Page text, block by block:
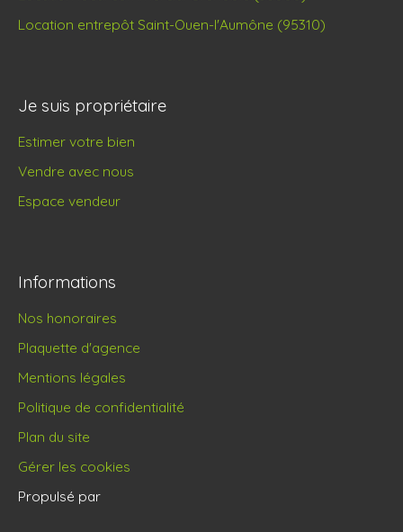
Location entrepôt Saint-Ouen-l'Aumône (95310)
Je suis propriétaire
Estimer votre bien
Vendre avec nous
Espace vendeur
Informations
Nos honoraires
Plaquette d'agence
Mentions légales
Politique de confidentialité
Plan du site
Gérer les cookies
Propulsé par